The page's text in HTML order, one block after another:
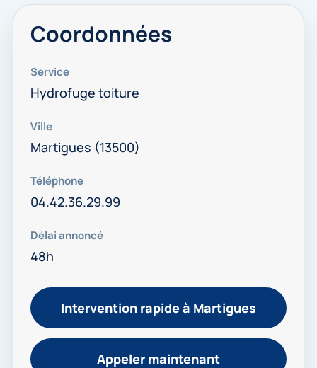
Coordonnées
Service
Hydrofuge toiture
Ville
Martigues (13500)
Téléphone
04.42.36.29.99
Délai annoncé
48h
Intervention rapide à Martigues
Appeler maintenant